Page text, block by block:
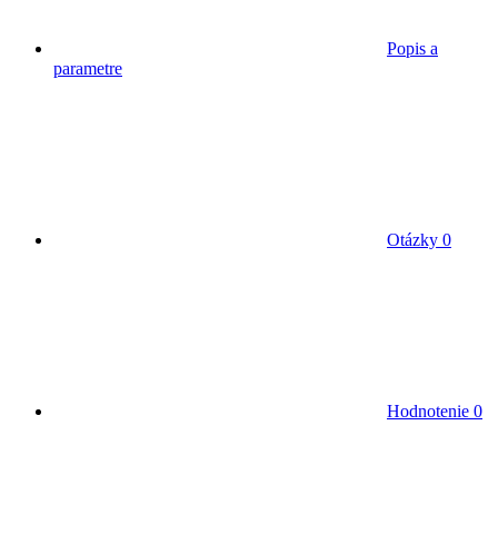
Popis a
parametre
Otázky 0
Hodnotenie 0